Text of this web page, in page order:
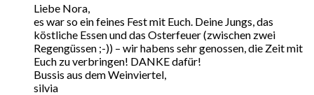
Liebe Nora,
es war so ein feines Fest mit Euch. Deine Jungs, das
köstliche Essen und das Osterfeuer (zwischen zwei
Regengüssen ;-)) – wir habens sehr genossen, die Zeit mit
Euch zu verbringen! DANKE dafür!
Bussis aus dem Weinviertel,
silvia